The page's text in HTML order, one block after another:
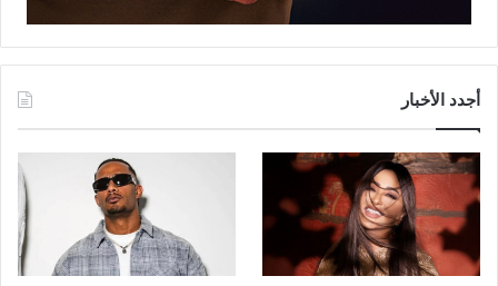
أجدد الأخبار